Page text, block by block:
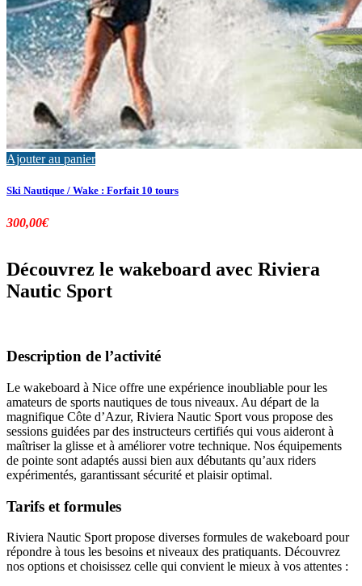
Ajouter au panier
Ski Nautique / Wake : Forfait 10 tours
300,00€
Découvrez le wakeboard avec Riviera
Nautic Sport
Description de l’activité
Le wakeboard à Nice offre une expérience inoubliable pour les
amateurs de sports nautiques de tous niveaux. Au départ de la
magnifique Côte d’Azur, Riviera Nautic Sport vous propose des
sessions guidées par des instructeurs certifiés qui vous aideront à
maîtriser la glisse et à améliorer votre technique. Nos équipements
de pointe sont adaptés aussi bien aux débutants qu’aux riders
expérimentés, garantissant sécurité et plaisir optimal.
Tarifs et formules
Riviera Nautic Sport propose diverses formules de wakeboard pour
répondre à tous les besoins et niveaux des pratiquants. Découvrez
nos options et choisissez celle qui convient le mieux à vos attentes :